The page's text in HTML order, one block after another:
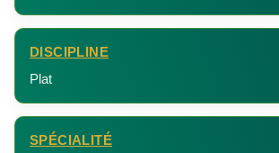
DISCIPLINE
Plat
SPÉCIALITÉ